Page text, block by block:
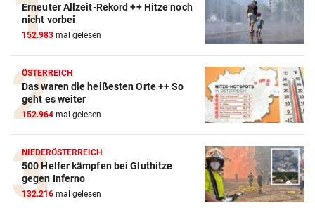
Erneuter Allzeit-Rekord ++ Hitze noch
nicht vorbei
152.983 mal gelesen
ÖSTERREICH
Das waren die heißesten Orte ++ So
geht es weiter
152.964 mal gelesen
NIEDERÖSTERREICH
500 Helfer kämpfen bei Gluthitze
gegen Inferno
132.216 mal gelesen
Action-Cam Vergleich
ZUM VERGLEICH
Crosstrainer Vergleich
ZUM VERGLEICH
E-Bike Vergleich
Elektro-Scooter Vergleich
ZUM VERGLEICH